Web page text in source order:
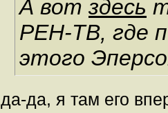
А вот здесь
РЕН-ТВ, где
этого
да-да, я там его